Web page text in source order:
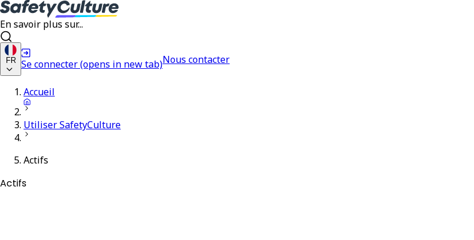
En savoir plus sur...
FR Se connecter(opens in new tab)Nous contacter
Accueil
Utiliser SafetyCulture
Actifs
Actifs